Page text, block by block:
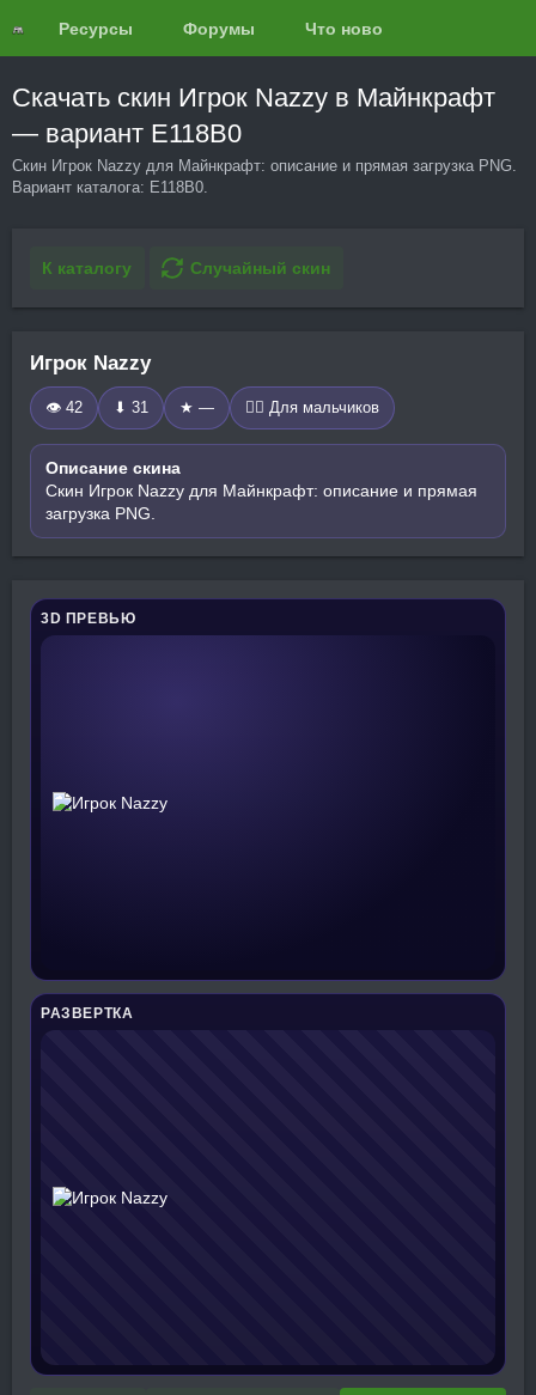
Ресурсы Форумы Что нового?
Скачать скин Игрок Nazzy в Майнкрафт
— вариант E118B0
Скин Игрок Nazzy для Майнкрафт: описание и прямая загрузка PNG.
Вариант каталога: E118B0.
К каталогу Случайный скин
Игрок Nazzy
👁 42 ⬇ 31 ★ — 🧍‍♂️ Для мальчиков
Описание скина
Скин Игрок Nazzy для Майнкрафт: описание и прямая
загрузка PNG.
3D ПРЕВЬЮ
РАЗВЕРТКА